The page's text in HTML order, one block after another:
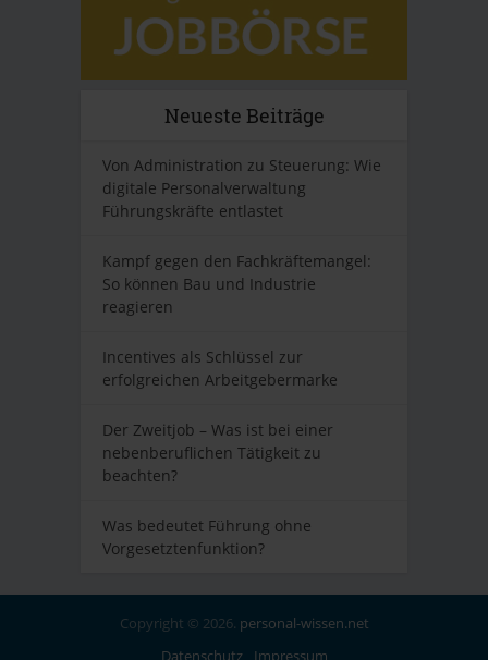
Neueste Beiträge
Von Administration zu Steuerung: Wie
digitale Personalverwaltung
Führungskräfte entlastet
Kampf gegen den Fachkräftemangel:
So können Bau und Industrie
reagieren
Incentives als Schlüssel zur
erfolgreichen Arbeitgebermarke
Der Zweitjob – Was ist bei einer
nebenberuflichen Tätigkeit zu
beachten?
Was bedeutet Führung ohne
Vorgesetztenfunktion?
Copyright © 2026. personal-wissen.net
Datenschutz
Impressum